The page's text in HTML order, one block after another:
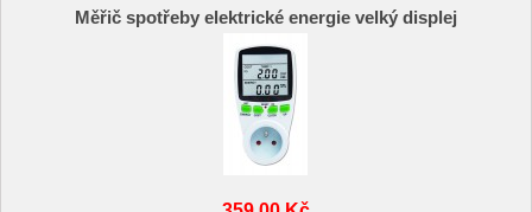
Měřič spotřeby elektrické energie velký displej